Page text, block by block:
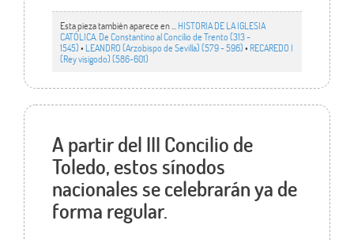
Esta pieza también aparece en ... HISTORIA DE LA IGLESIA
CATÓLICA. De Constantino al Concilio de Trento (313 -
1545)• LEANDRO (Arzobispo de Sevilla) (579 - 596)• RECAREDO I
(Rey visigodo) (586-601)
A partir del III Concilio de
Toledo, estos sínodos
nacionales se celebrarán ya de
forma regular.